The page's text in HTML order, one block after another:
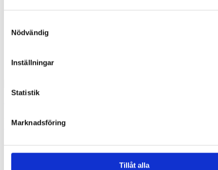
Nödvändig
Inställningar
Statistik
Marknadsföring
Tillåt alla
Lägg till i varukorg